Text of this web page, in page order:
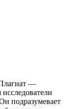
—
подразумевает